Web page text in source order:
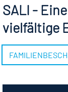
SALI -
vielfältige